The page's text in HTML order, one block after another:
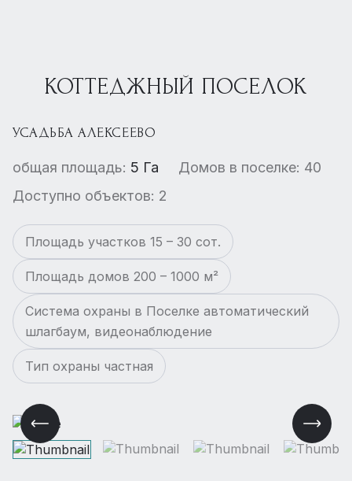
КОТТЕДЖНЫЙ ПОСЕЛОК
УСАДЬБА АЛЕКСЕЕВО
общая площадь: 5 Га
Домов в поселке: 40
Доступно объектов: 2
Площадь участков 15 – 30 сот.
Площадь домов 200 – 1000 м²
Система охраны в Поселке автоматический
шлагбаум, видеонаблюдение
Тип охраны частная